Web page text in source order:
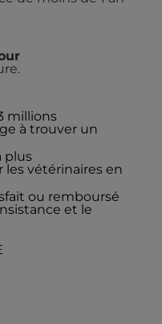
millions
à trouver un
plus
vétérinaires en
ou remboursé
et le